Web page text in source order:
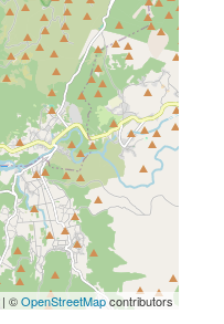
| ©OpenStreetMapcontributors